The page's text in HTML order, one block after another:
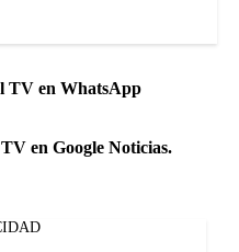
TV en WhatsApp
en Google Noticias.